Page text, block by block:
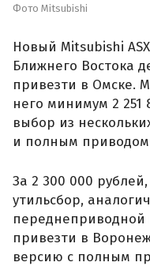
Фото Mitsubishi
Новый Mitsubishi
Ближнего Востока
привезти в Омске.
него минимум 2 251
выбор из
и полным
За 2 300 000
утильсбор,
переднеприводной
привезти в
версию с полным